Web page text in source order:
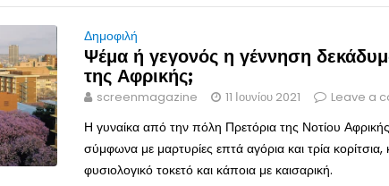
Δημοφιλή
Ψέμα ή γεγονός η γέννηση
της Αφρικής;
screenmagazine 11 Ιουνίου 2021 Leave a
Η γυναίκα από την πόλη Πρετόρια της Νοτίου
σύμφωνα με μαρτυρίες επτά αγόρια και τρία
φυσιολογικό τοκετό και κάποια με καισαρική.